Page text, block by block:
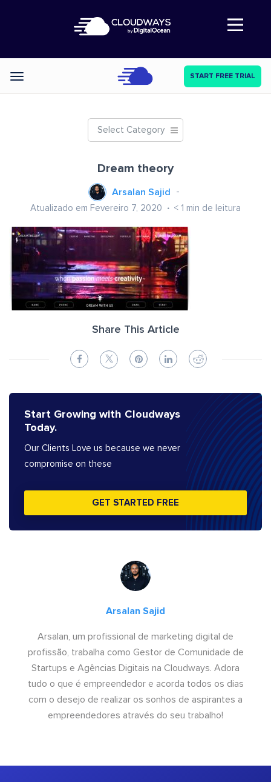
Abre a navegação
Categories START FREE TRIAL
Select Category
Dream theory
Arsalan Sajid
Atualizado em Fevereiro 7, 2020 < 1 min de leitura
Share This Article
Start Growing with Cloudways
Today.
Our Clients Love us because we never
compromise on these
GET STARTED FREE
Arsalan Sajid
Arsalan, um profissional de marketing digital de
profissão, trabalha como Gestor de Comunidade de
Startups e Agências Digitais na Cloudways. Adora
tudo o que é empreendedor e acorda todos os dias
com o desejo de realizar os sonhos de aspirantes a
empreendedores através do seu trabalho!